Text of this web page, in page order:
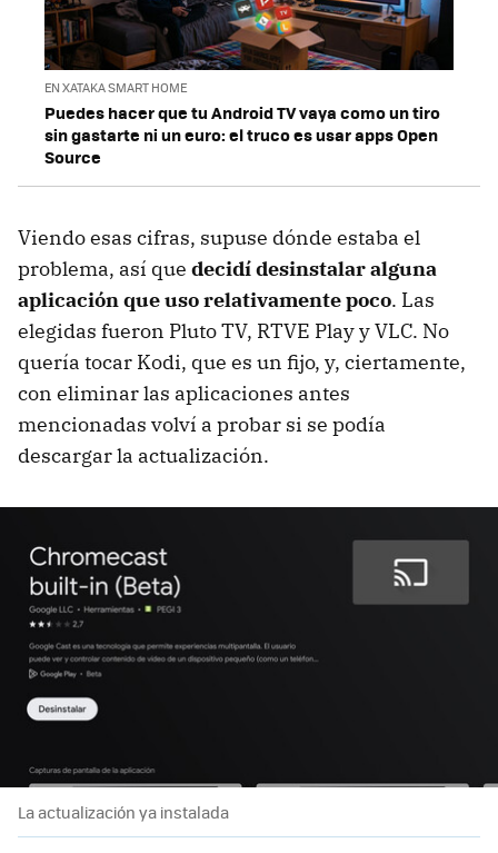
EN XATAKA SMART HOME
Puedes hacer que tu Android TV vaya como un tiro
sin gastarte ni un euro: el truco es usar apps Open
Source
Viendo esas cifras, supuse dónde estaba el
problema, así que decidí desinstalar alguna
aplicación que uso relativamente poco. Las
elegidas fueron Pluto TV, RTVE Play y VLC. No
quería tocar Kodi, que es un fijo, y, ciertamente,
con eliminar las aplicaciones antes
mencionadas volví a probar si se podía
descargar la actualización.
La actualización ya instalada